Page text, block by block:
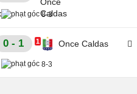
8-3
0 - 1 Once Caldas
1
8-3